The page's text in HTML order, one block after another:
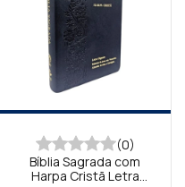
(0)
Bíblia Sagrada com
Harpa Cristã Letra